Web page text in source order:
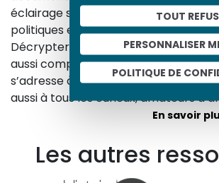
TOUT
PERSONNALISER
POLITIQUE DE
éclairage sur les réalités sociales,
politiques et culturelles d’une
Décrypter les images et les
aussi comprendre ceux d’aujourd’hui.
s’adresse à tous, famille,
aussi à tous les curieux, amateurs
En savoir
Les autres